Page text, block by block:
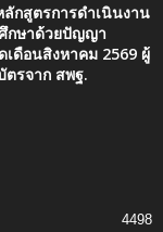
กสูตรการดำเนินงาน
กษาด้วยปัญญา
เดือนสิงหาคม 2569 ผู้
ตรจาก สพฐ.
4498